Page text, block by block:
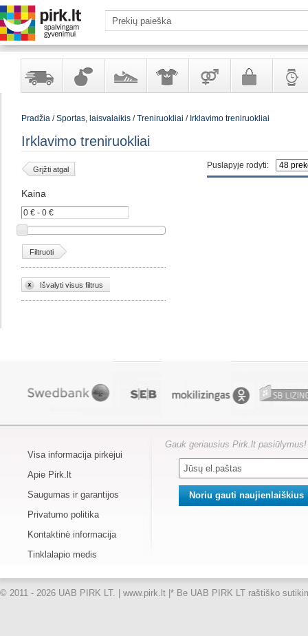
Yra
Kvepalai
kosmetika
AvalynėApranga
aksesuarai
Prekės
Galanterija
Pradžia/Sportas, laisvalaikis/Treniruokliai / Irklavimo treniruokliai
Irklavimo treniruokliai
Puslapyje rodyti:
Grįžti atgal
Kaina
Filtruoti
Išvalyti visus filtrus
Visa informacija pirkėjui
Apie Pirk.lt
Saugumas ir garantijos
Privatumo politika
Kontaktinė informacija
Tinklalapio medis
Gauk geriausius Pirk.lt pasiūlymus!
© 2011 - 2026 UAB PIRK LT. | www.pirk.lt |* Be UAB PIRK LT raštiško